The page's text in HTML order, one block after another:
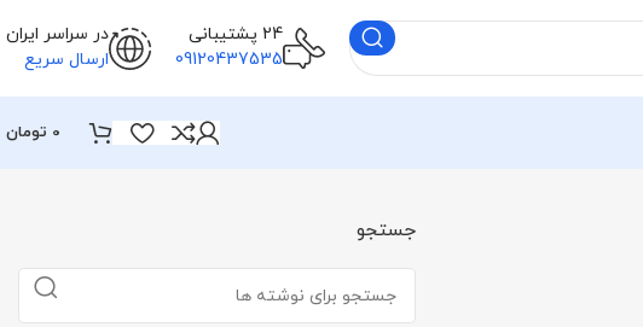
24 پشتیبانی
09120437535
در سراسر ایران
ارسال سریع
0 تومان
جستجو